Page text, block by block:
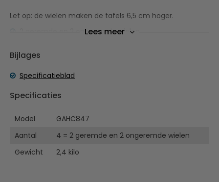
Let op: de wielen maken de tafels 6,5 cm hoger.
2 geremde en 2 ongeremde wielen
werktafel op zijn plek
schoonmaken gemakkelijker
Zeer duurzaam
Lees meer
Bijlages
Specificatieblad
Specificaties
Model
GAHC847
Aantal
4 = 2 geremde en 2 ongeremde wielen
Gewicht
2,4 kilo